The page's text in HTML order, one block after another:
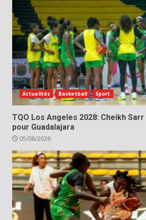
Actualités Basketball Sport
TQO Los Angeles 2028: Cheikh
pour Guadalajara
05/08/2026